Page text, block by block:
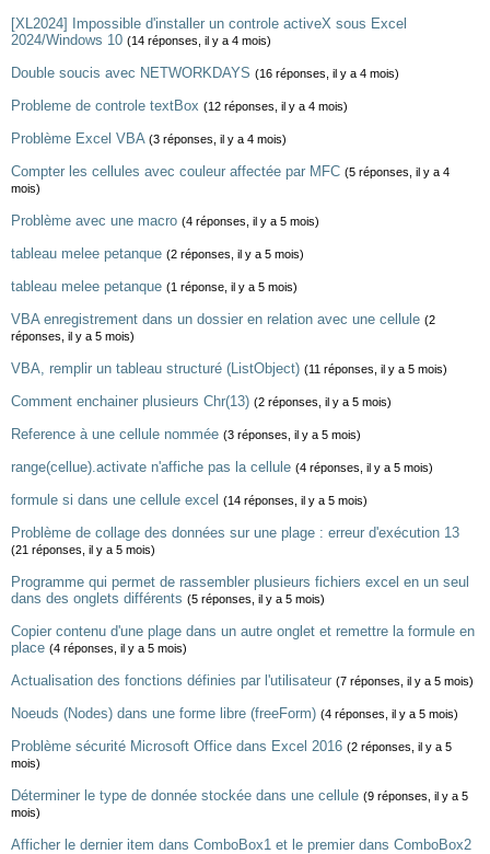
[XL2024] Impossible d'installer un controle activeX sous Excel
2024/Windows 10 (14 réponses, il y a 4 mois)
Double soucis avec NETWORKDAYS (16 réponses, il y a 4 mois)
Probleme de controle textBox (12 réponses, il y a 4 mois)
Problème Excel VBA (3 réponses, il y a 4 mois)
Compter les cellules avec couleur affectée par MFC (5 réponses, il y a 4
mois)
Problème avec une macro (4 réponses, il y a 5 mois)
tableau melee petanque (2 réponses, il y a 5 mois)
tableau melee petanque (1 réponse, il y a 5 mois)
VBA enregistrement dans un dossier en relation avec une cellule (2
réponses, il y a 5 mois)
VBA, remplir un tableau structuré (ListObject) (11 réponses, il y a 5 mois)
Comment enchainer plusieurs Chr(13) (2 réponses, il y a 5 mois)
Reference à une cellule nommée (3 réponses, il y a 5 mois)
range(cellue).activate n'affiche pas la cellule (4 réponses, il y a 5 mois)
formule si dans une cellule excel (14 réponses, il y a 5 mois)
Problème de collage des données sur une plage : erreur d'exécution 13
(21 réponses, il y a 5 mois)
Programme qui permet de rassembler plusieurs fichiers excel en un seul
dans des onglets différents (5 réponses, il y a 5 mois)
Copier contenu d'une plage dans un autre onglet et remettre la formule en
place (4 réponses, il y a 5 mois)
Actualisation des fonctions définies par l'utilisateur (7 réponses, il y a 5 mois)
Noeuds (Nodes) dans une forme libre (freeForm) (4 réponses, il y a 5 mois)
Problème sécurité Microsoft Office dans Excel 2016 (2 réponses, il y a 5
mois)
Déterminer le type de donnée stockée dans une cellule (9 réponses, il y a 5
mois)
Afficher le dernier item dans ComboBox1 et le premier dans ComboBox2